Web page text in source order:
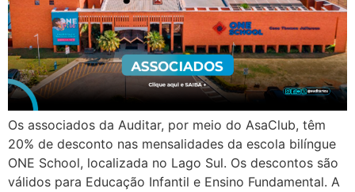
Os associados da Auditar, por meio do AsaClub, têm
20% de desconto nas mensalidades da escola bilíngue
ONE School, localizada no Lago Sul. Os descontos são
válidos para Educação Infantil e Ensino Fundamental. A